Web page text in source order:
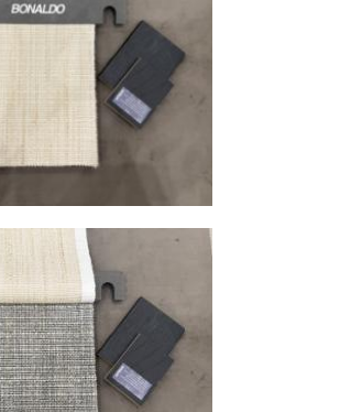
объекта и варьируются от 5 до
Возможна срочная доставка
логистических
логистикой и контроль
через систему GPS-
Наша команда логистических
с опытом работы в
доставке обеспечивает
груза, соблюдение
режима и защиту от